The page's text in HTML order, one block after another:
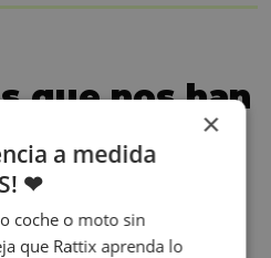
que nos han
de los clientes es
opinan y conoce
×
a medida
❤
coche o moto sin
que Rattix aprenda lo